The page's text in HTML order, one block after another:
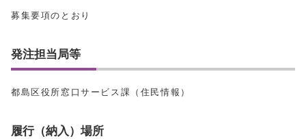
募集要項のとおり
発注担当局等
都島区役所窓口サービス課（住民情報）
履行（納入）場所